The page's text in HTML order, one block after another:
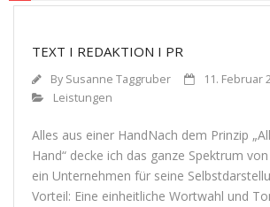
Kontakt
TEXT I REDAKTION I PR
By Susanne Taggruber
11. Februar
Leistungen
Alles aus einer Hand­Nach dem Prin­zip
Hand“ decke ich das ganze Spek­trum
ein Unter­neh­men für seine
Vor­teil: Eine ein­heit­li­che Wort­wahl und